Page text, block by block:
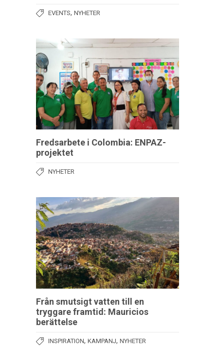
EVENTS, NYHETER
Fredsarbete i Colombia: ENPAZ-
projektet
NYHETER
Från smutsigt vatten till en
tryggare framtid: Mauricios
berättelse
INSPIRATION, KAMPANJ, NYHETER